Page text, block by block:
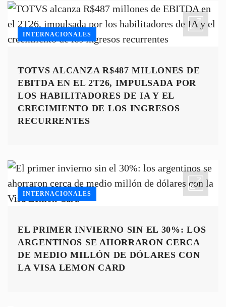
INTERNACIONALES
TOTVS ALCANZA R$487 MILLONES DE
EBITDA EN EL 2T26, IMPULSADA POR
LOS HABILITADORES DE IA Y EL
CRECIMIENTO DE LOS INGRESOS
RECURRENTES
INTERNACIONALES
EL PRIMER INVIERNO SIN EL 30%: LOS
ARGENTINOS SE AHORRARON CERCA
DE MEDIO MILLÓN DE DÓLARES CON
LA VISA LEMON CARD